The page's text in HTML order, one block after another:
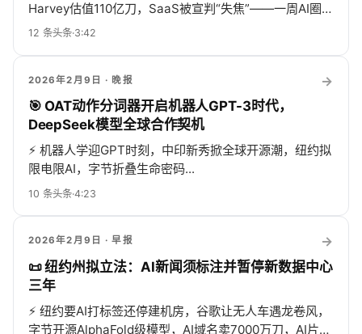
Harvey估值110亿刀，SaaS被宣判“失焦”——一周AI圈比
科幻片还疯
12 条头条·3:42
2026年2月9日 · 晚报
→
🎯 OAT动作分词器开启机器人GPT-3时代，
DeepSeek模型全球合作契机
⚡ 机器人学迎GPT时刻，中印新秀掀全球开源潮，纽约拟
限电限AI，字节折叠生命密码...
10 条头条·4:23
2026年2月9日 · 早报
→
📜 纽约州拟立法：AI新闻须标注并暂停新数据中心
三年
⚡ 纽约要AI打标签还停建机房，谷歌让无人车遇龙卷风，
字节开源AlphaFold级模型，AI域名卖7000万刀，AI片重